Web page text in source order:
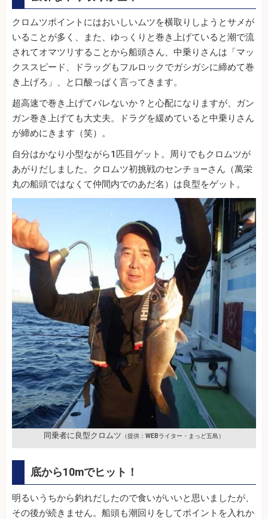
クロムツポイントにはおいしいムツを横取りしようとサメが
いることが多く、また、ゆっくりと巻き上げていると潮で流
されてオマツリすることから船頭さん、中乗りさんは「マッ
クススピード、ドラッグもフルロックでガシガシに締めて巻
き上げろ」、と口酸っぱく言ってきます。
超高速で巻き上げてバレないか？と心配になりますが、ガン
ガン巻き上げても大丈夫。ドラグを緩めていると中乗りさん
が締めにきます（笑）。
自分はかなり小型ながら1匹目ゲット。周りでもクロムツが
あがりだしました。クロムツ初挑戦のセンチョ―さん（萬栄
丸の船頭ではなくて仲間内でのあだ名）は良型をゲット。
同乗者に良型クロムツ （提供：WEBライター・まっど五島）
底から10mでヒット！
明るいうちから釣れだしたので食いがいいと思いましたが、
その後が続きません。船頭も潮回りをしてポイントを入れか